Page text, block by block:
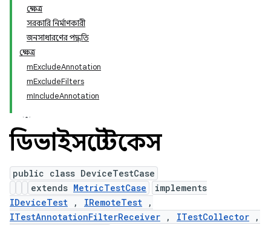
ক্ষেত্র
সরকারি নির্মাণকারী
জনসাধারণের পদ্ধতি
ক্ষেত্র
mExcludeAnnotation
mExcludeFilters
mIncludeAnnotation
ডিভাইসটেস্টকেস
public class DeviceTestCase
extends MetricTestCase
implements
IDeviceTest , IRemoteTest ,
ITestAnnotationFilterReceiver , ITestCollector ,